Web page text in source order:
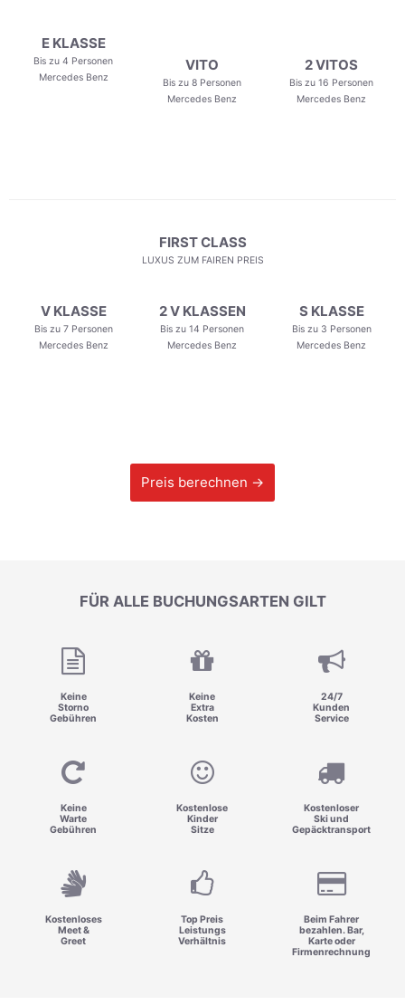
E KLASSE
Bis zu 4 Personen
Mercedes Benz
VITO
Bis zu 8 Personen
Mercedes Benz
2 VITOS
Bis zu 16 Personen
Mercedes Benz
FIRST CLASS
LUXUS ZUM FAIREN PREIS
V KLASSE
Bis zu 7 Personen
Mercedes Benz
2 V KLASSEN
Bis zu 14 Personen
Mercedes Benz
S KLASSE
Bis zu 3 Personen
Mercedes Benz
Preis berechnen →
FÜR ALLE BUCHUNGSARTEN GILT
Keine
Storno
Gebühren
Keine
Extra
Kosten
24/7
Kunden
Service
Keine
Warte
Gebühren
Kostenlose
Kinder
Sitze
Kostenloser
Ski und
Gepäcktransport
Kostenloses
Meet &
Greet
Top Preis
Leistungs
Verhältnis
Beim Fahrer
bezahlen. Bar,
Karte oder
Firmenrechnung